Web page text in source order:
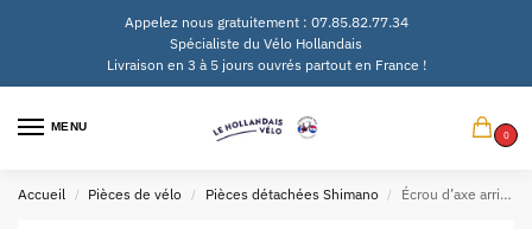
Appelez nous gratuitement : 07.85.82.77.34
Spécialiste du Vélo Hollandais
Livraison en 3 à 5 jours ouvrés partout en France !
MENU
0
Accueil / Pièces de vélo / Pièces détachées Shimano / Écrou d’axe arrière Shimano SG-3R40 Nexus 3 – 3/8″